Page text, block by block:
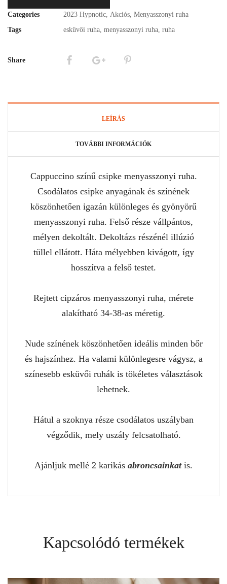
Categories 2023 Hypnotic, Akciós, Menyasszonyi ruha
Tags
esküvői ruha, menyasszonyi ruha, ruha
Share
LEÍRÁS
TOVÁBBI INFORMÁCIÓK
Cappuccino színű csipke menyasszonyi ruha.
Csodálatos csipke anyagának és színének
köszönhetően igazán különleges és gyönyörű
menyasszonyi ruha. Felső része vállpántos,
mélyen dekoltált. Dekoltázs részénél illúzió
tüllel ellátott. Háta mélyebben kivágott, így
hosszítva a felső testet.
Rejtett cipzáros menyasszonyi ruha, mérete
alakítható 34-38-as méretig.
Nude színének köszönhetően ideális minden bőr
és hajszínhez. Ha valami különlegesre vágysz, a
színesebb esküvői ruhák is tökéletes választások
lehetnek.
Hátul a szoknya része csodálatos uszályban
végződik, mely uszály felcsatolható.
Ajánljuk mellé 2 karikás abroncsainkat is.
Kapcsolódó termékek